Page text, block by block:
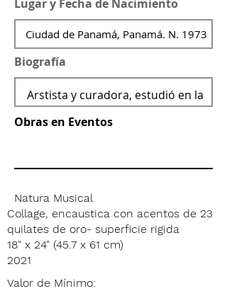
Lugar y Fecha de Nacimiento
Biografía
Obras en Eventos
Natura Musical
Collage, encaustica con acentos de 23
quilates de oro- superficie rigida
18" x 24" (45.7 x 61 cm)
2021
Valor de Mínimo: